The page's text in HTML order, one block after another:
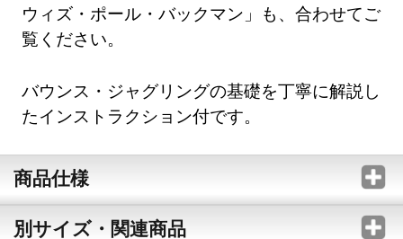
ウィズ・ポール・バックマン」も、合わせてご
覧ください。
バウンス・ジャグリングの基礎を丁寧に解説し
たインストラクション付です。
商品仕様
別サイズ・関連商品